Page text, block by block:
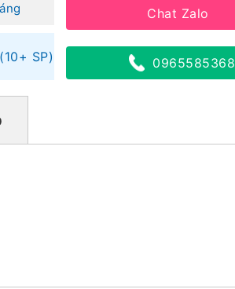
SP)
Chat Zalo
0965585368